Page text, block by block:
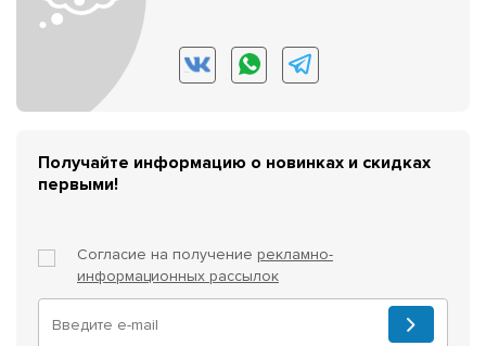
Получайте информацию о новинках и скидках
первыми!
Согласие на получение рекламно-
информационных рассылок